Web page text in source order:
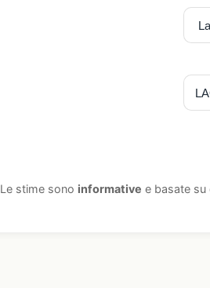
Le stime sono informative e basate su